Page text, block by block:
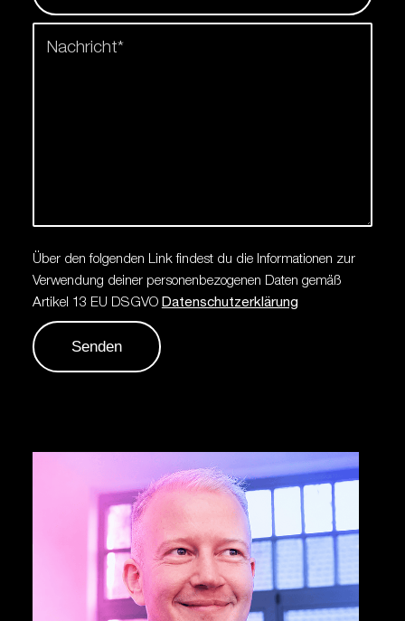
Über den folgenden Link findest du die Informationen zur
Verwendung deiner personenbezogenen Daten gemäß
Artikel 13 EU DSGVO Datenschutzerklärung